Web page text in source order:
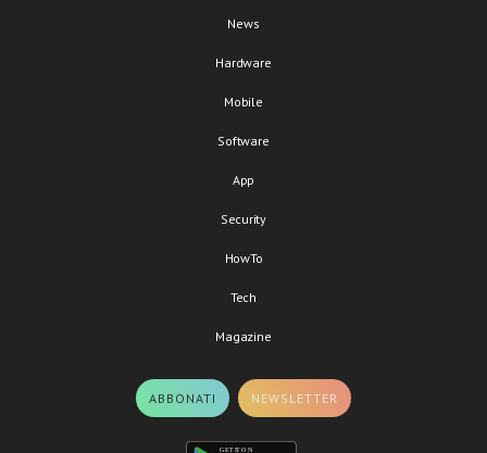
News
Hardware
Mobile
Software
App
Security
HowTo
Tech
Magazine
ABBONATI NEWSLETTER